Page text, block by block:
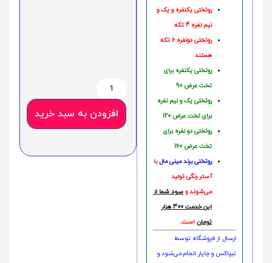
روتختی یکنفره و یک و
نیم نفره 4 تکه
روتختی دونفره 6 تکه
هستند
روتختی یکنفره برای
تخت عرض 90
روتختی یک و نیم نفره
برای تخت عرض 120
روتختی دو نفره برای
تخت عرض 160
روتختی‌ برند مینی مالبا
آستر رنگی تولید
می‌شوند و سود شما از
این خدمت 300 هزار
تومان است.
ارسال از فروشگاه توسط
تیپاکس و چاپار انجام می‌شود و
افزودن به سبد خرید